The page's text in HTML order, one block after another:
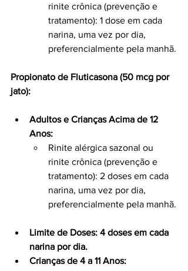
rinite crônica (prevenção e
tratamento): 1 dose em cada
narina, uma vez por dia,
preferencialmente pela manhã.
Propionato de Fluticasona (50 mcg por
jato):
Adultos e Crianças Acima de 12
Anos:
Rinite alérgica sazonal ou
rinite crônica (prevenção e
tratamento): 2 doses em cada
narina, uma vez por dia,
preferencialmente pela manhã.
Limite de Doses: 4 doses em cada
narina por dia.
Crianças de 4 a 11 Anos: